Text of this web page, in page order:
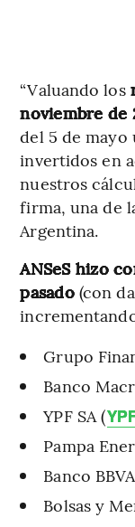
“Valuando los
noviembre de
del 5 de mayo
invertidos en
nuestros
firma, una de
Argentina.
ANSeS hizo
pasado(con
Grupo
Banco
YPF SA (
Pampa
Banco
Bolsas y